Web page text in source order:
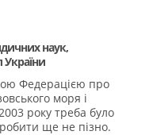
наук,
Федерацією про
моря і
року треба було
ще не пізно.